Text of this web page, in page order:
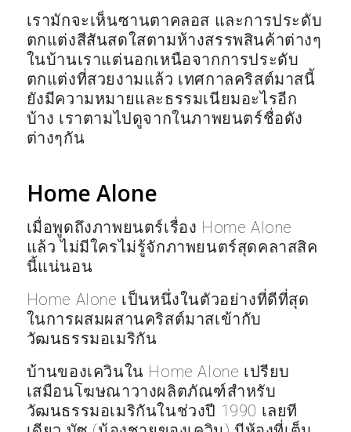
เรามักจะเห็นซานตาคลอส และการประดับ
ตกแต่งสีสันสดใสตามห้างสรรพสินค้าต่างๆ
ในบ้านเราแต่นอกเหนือจากการประดับ
ตกแต่งที่สวยงามแล้ว เทศกาลคริสต์มาสนี้
ยังมีความหมายและธรรมเนียมอะไรอีก
บ้าง เราตามไปดูจากในภาพยนตร์ชื่อดัง
ต่างๆกัน
Home Alone
เมื่อพูดถึงภาพยนตร์เรื่อง Home Alone
แล้ว ไม่มีใครไม่รู้จักภาพยนตร์สุดคลาสสิค
นี้แน่นอน
Home Alone เป็นหนึ่งในตัวอย่างที่ดีที่สุด
ในการผสมผสานคริสต์มาสเข้ากับ
วัฒนธรรมอเมริกัน
บ้านของเควินใน Home Alone เปรียบ
เสมือนโฆษณาวางผลิตภัณฑ์สำหรับ
วัฒนธรรมอเมริกันในช่วงปี 1990 เลยที